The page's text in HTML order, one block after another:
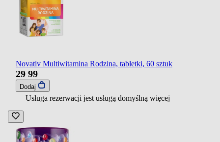
Novativ Multiwitamina Rodzina, tabletki, 60 sztuk
29 99
Dodaj
Usługa rezerwacji jest usługą domyślną więcej